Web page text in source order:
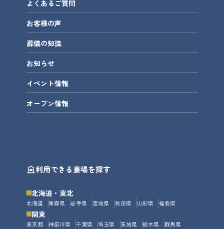
よくあるご質問
お客様の声
葬儀の知識
お知らせ
イベント情報
オープン情報
利用できる斎場を探す
北海道・東北
北海道 青森県 岩手県 宮城県 秋田県 山形県 福島県
関東
東京都 神奈川県 千葉県 埼玉県 茨城県 栃木県 群馬県